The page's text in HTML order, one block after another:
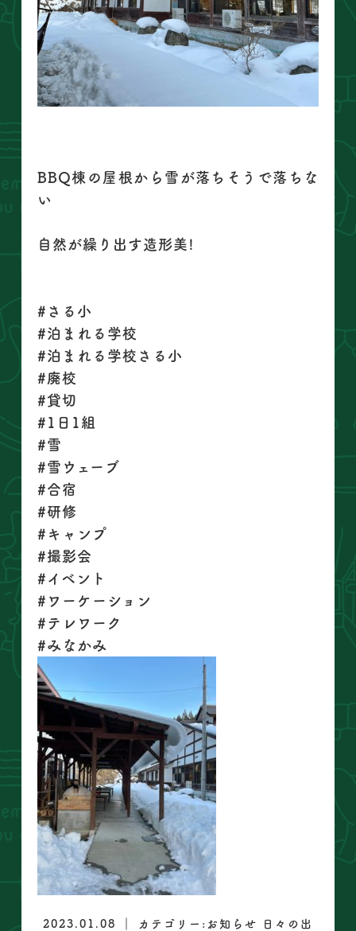
BBQ棟の屋根から雪が落ちそうで落ちな
い
自然が繰り出す造形美!
#さる小
#泊まれる学校
#泊まれる学校さる小
#廃校
#貸切
#1日1組
#雪
#雪ウェーブ
#合宿
#研修
#キャンプ
#撮影会
#イベント
#ワーケーション
#テレワーク
#みなかみ
2023.01.08 ｜ カテゴリー: お知らせ 日々の出